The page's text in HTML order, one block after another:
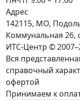
Адрес
142115, МО,
Коммунальная 26,
ИТС-Центр ©
Вся
справочный
офертой
Принимаем к